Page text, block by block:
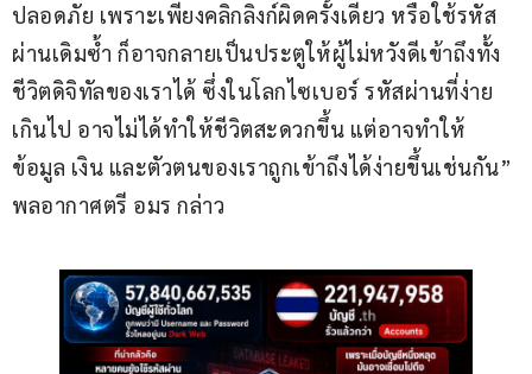
ปลอดภัย เพราะเพียงคลิกลิงก์ผิดครั้งเดียว หรือใช้รหัส
ผ่านเดิมซ้ำ ก็อาจกลายเป็นประตูให้ผู้ไม่หวังดีเข้าถึงทั้ง
ชีวิตดิจิทัลของเราได้ ซึ่งในโลกไซเบอร์ รหัสผ่านที่ง่าย
เกินไป อาจไม่ได้ทำให้ชีวิตสะดวกขึ้น แต่อาจทำให้
ข้อมูล เงิน และตัวตนของเราถูกเข้าถึงได้ง่ายขึ้นเช่นกัน”
พลอากาศตรี อมร กล่าว